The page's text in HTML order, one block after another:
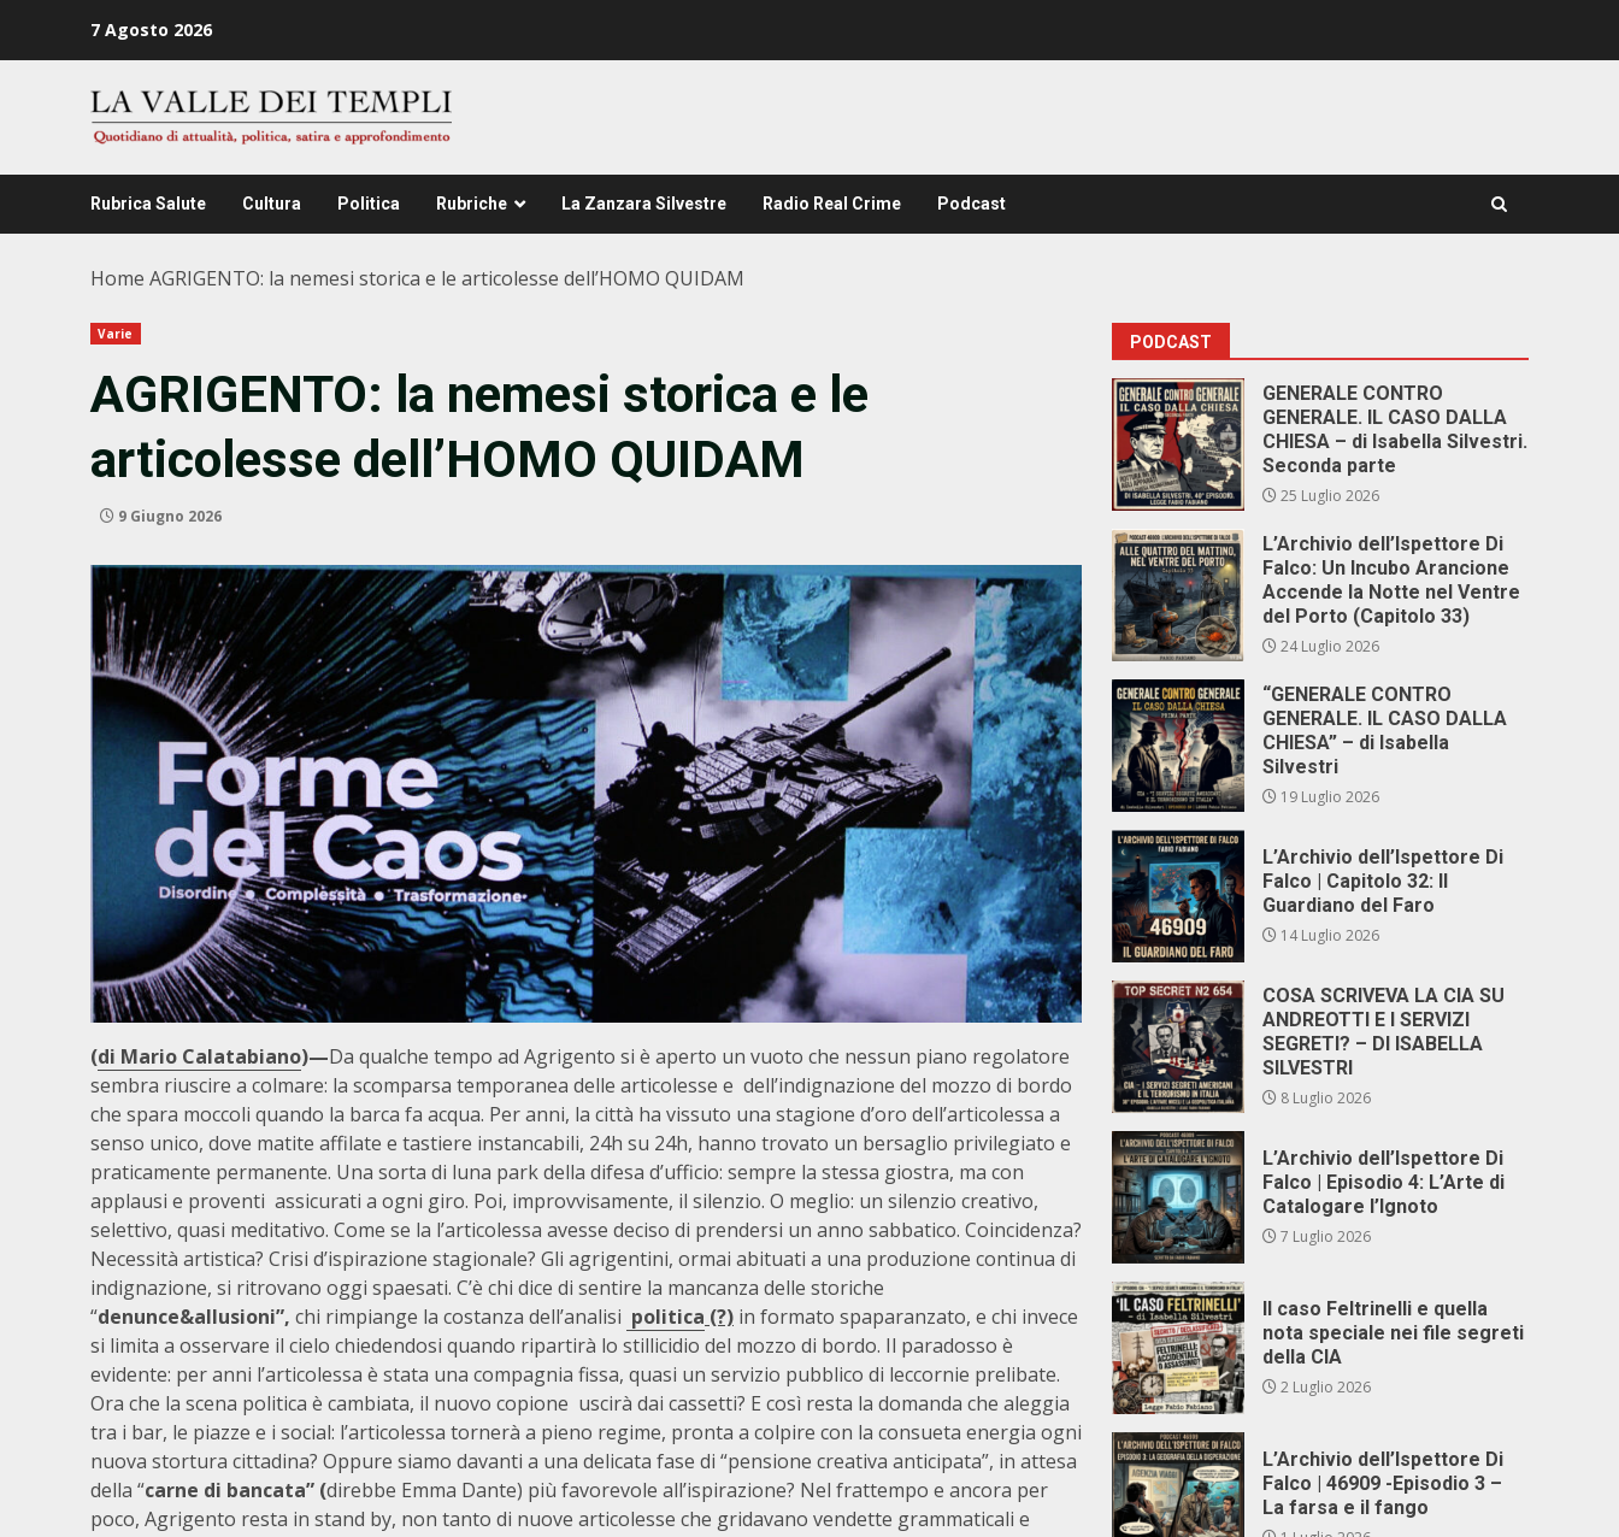
7 Agosto 2026
Rubrica Salute Cultura Politica Rubriche La Zanzara Silvestre Radio Real Crime Podcast
Home AGRIGENTO: la nemesi storica e le articolesse dell’HOMO QUIDAM
Varie
AGRIGENTO: la nemesi storica e le
articolesse dell’HOMO QUIDAM
9 Giugno 2026
(di Mario Calatabiano)—Da qualche tempo ad Agrigento si è aperto un vuoto che nessun piano regolatore
sembra riuscire a colmare: la scomparsa temporanea delle articolesse e dell’indignazione del mozzo di bordo
che spara moccoli quando la barca fa acqua. Per anni, la città ha vissuto una stagione d’oro dell’articolessa a
senso unico, dove matite affilate e tastiere instancabili, 24h su 24h, hanno trovato un bersaglio privilegiato e
praticamente permanente. Una sorta di luna park della difesa d’ufficio: sempre la stessa giostra, ma con
applausi e proventi assicurati a ogni giro. Poi, improvvisamente, il silenzio. O meglio: un silenzio creativo,
selettivo, quasi meditativo. Come se la l’articolessa avesse deciso di prendersi un anno sabbatico. Coincidenza?
Necessità artistica? Crisi d’ispirazione stagionale? Gli agrigentini, ormai abituati a una produzione continua di
indignazione, si ritrovano oggi spaesati. C’è chi dice di sentire la mancanza delle storiche
“denunce&allusioni”, chi rimpiange la costanza dell’analisi politica (?) in formato spaparanzato, e chi invece
si limita a osservare il cielo chiedendosi quando ripartirà lo stillicidio del mozzo di bordo. Il paradosso è
evidente: per anni l’articolessa è stata una compagnia fissa, quasi un servizio pubblico di leccornie prelibate.
Ora che la scena politica è cambiata, il nuovo copione uscirà dai cassetti? E così resta la domanda che aleggia
tra i bar, le piazze e i social: l’articolessa tornerà a pieno regime, pronta a colpire con la consueta energia ogni
nuova stortura cittadina? Oppure siamo davanti a una delicata fase di “pensione creativa anticipata”, in attesa
della “carne di bancata” (direbbe Emma Dante) più favorevole all’ispirazione? Nel frattempo e ancora per
poco, Agrigento resta in stand by, non tanto di nuove articolesse che gridavano vendette grammaticali e
PODCAST
GENERALE CONTRO
GENERALE. IL CASO DALLA
CHIESA – di Isabella Silvestri.
Seconda parte
25 Luglio 2026
L’Archivio dell’Ispettore Di
Falco: Un Incubo Arancione
Accende la Notte nel Ventre
del Porto (Capitolo 33)
24 Luglio 2026
“GENERALE CONTRO
GENERALE. IL CASO DALLA
CHIESA” – di Isabella
Silvestri
19 Luglio 2026
L’Archivio dell’Ispettore Di
Falco | Capitolo 32: Il
Guardiano del Faro
14 Luglio 2026
COSA SCRIVEVA LA CIA SU
ANDREOTTI E I SERVIZI
SEGRETI? – DI ISABELLA
SILVESTRI
8 Luglio 2026
L’Archivio dell’Ispettore Di
Falco | Episodio 4: L’Arte di
Catalogare l’Ignoto
7 Luglio 2026
Il caso Feltrinelli e quella
nota speciale nei file segreti
della CIA
2 Luglio 2026
L’Archivio dell’Ispettore Di
Falco | 46909 -Episodio 3 –
La farsa e il fango